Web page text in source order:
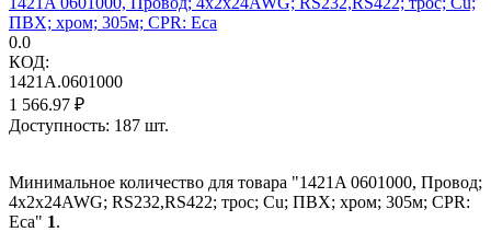
ПВХ; хром; 305м; CPR: Eca
0.0
КОД:
1421A.0601000
1 566.97 ₽
Доступность: 187 шт.
Минимальное количество для товара "1421A 0601000, Провод;
4x2x24AWG; RS232,RS422; трос; Cu; ПВХ; хром; 305м; CPR:
Eca" 1.